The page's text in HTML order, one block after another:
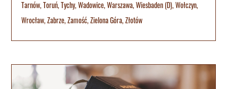
Tarnów,Toruń,Tychy,Wadowice,Warszawa,Wiesbaden (D),Wołczyn,
Wrocław,Zabrze,Zamość,Zielona Góra,Złotów